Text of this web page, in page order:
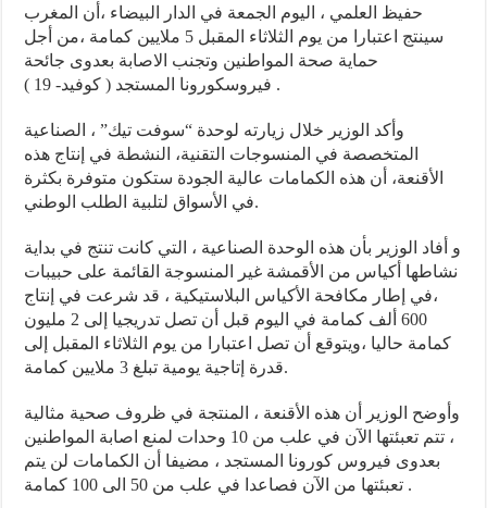
حفيظ العلمي ، اليوم الجمعة في الدار البيضاء ،أن المغرب
سينتج اعتبارا من يوم الثلاثاء المقبل 5 ملايين كمامة ،من أجل
حماية صحة المواطنين وتجنب الاصابة بعدوى جائحة
فيروسكورونا المستجد ( كوفيد- 19 ) .
وأكد الوزير خلال زيارته لوحدة “سوفت تيك” ، الصناعية
المتخصصة في المنسوجات التقنية، النشطة في إنتاج هذه
الأقنعة، أن هذه الكمامات عالية الجودة ستكون متوفرة بكثرة
في الأسواق لتلبية الطلب الوطني.
و أفاد الوزير بأن هذه الوحدة الصناعية ، التي كانت تنتج في بداية
نشاطها أكياس من الأقمشة غير المنسوجة القائمة على حبيبات
،في إطار مكافحة الأكياس البلاستيكية ، قد شرعت في إنتاج
600 ألف كمامة في اليوم قبل أن تصل تدريجيا إلى 2 مليون
كمامة حاليا ،ويتوقع أن تصل اعتبارا من يوم الثلاثاء المقبل إلى
قدرة إتاجية يومية تبلغ 3 ملايين كمامة.
وأوضح الوزير أن هذه الأقنعة ، المنتجة في ظروف صحية مثالية
، تتم تعبئتها الآن في علب من 10 وحدات لمنع اصابة المواطنين
بعدوى فيروس كورونا المستجد ، مضيفا أن الكمامات لن يتم
تعبئتها من الآن فصاعدا في علب من 50 الى 100 كمامة .